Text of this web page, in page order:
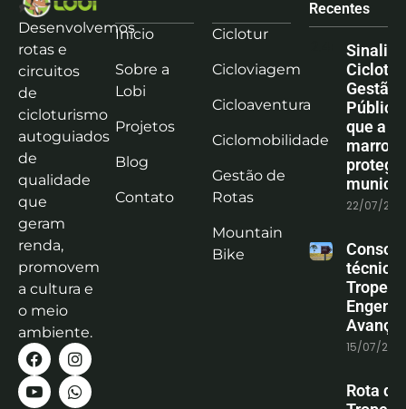
Desenvolvemos
rotas e
circuitos
de
cicloturismo
autoguiados
de
qualidade
que
geram
renda,
promovem
a cultura e
o meio
ambiente.
Início
Sobre a
Lobi
Projetos
Blog
Contato
Ciclotur
Cicloviagem
Cicloaventura
Ciclomobilidade
Gestão de
Rotas
Mountain
Bike
Recentes
Gestão
que a
marrom
protege
22/07/
técnica
15/07/
Rota